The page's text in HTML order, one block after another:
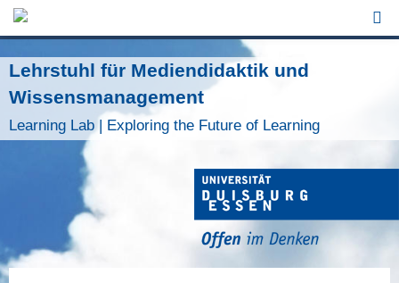
Jump to Navigation
Lehrstuhl für Mediendidaktik und
Wissensmanagement
Learning Lab | Exploring the Future of Learning